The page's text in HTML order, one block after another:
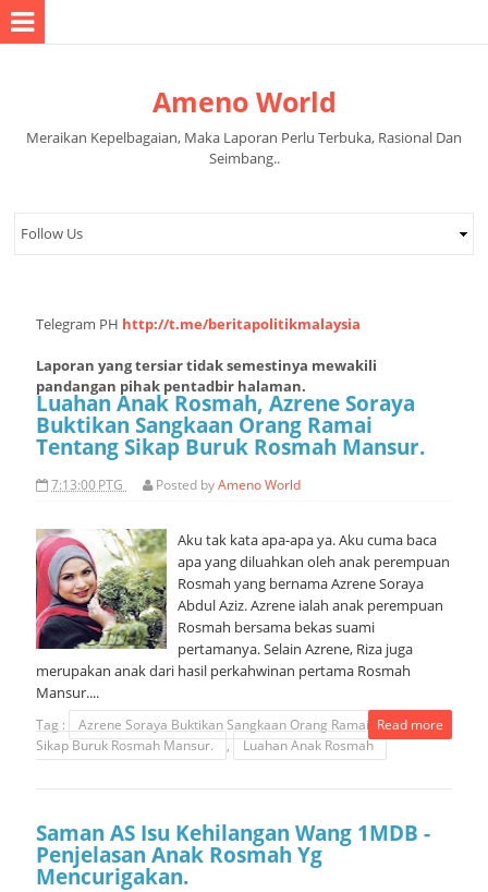
Ameno World
Meraikan Kepelbagaian, Maka Laporan Perlu Terbuka, Rasional Dan
Seimbang..
Telegram PH http://t.me/beritapolitikmalaysia
Laporan yang tersiar tidak semestinya mewakili
pandangan pihak pentadbir halaman.
Luahan Anak Rosmah, Azrene Soraya
Buktikan Sangkaan Orang Ramai
Tentang Sikap Buruk Rosmah Mansur.
7:13:00 PTG Posted byAmeno World
Aku tak kata apa-apa ya. Aku cuma baca
apa yang diluahkan oleh anak perempuan
Rosmah yang bernama Azrene Soraya
Abdul Aziz. Azrene ialah anak perempuan
Rosmah bersama bekas suami
pertamanya. Selain Azrene, Riza juga
merupakan anak dari hasil perkahwinan pertama Rosmah
Mansur....
Tag :
Azrene Soraya Buktikan Sangkaan Orang Ramai Tentang
Sikap Buruk Rosmah Mansur. , Luahan Anak Rosmah
Read more
Saman AS Isu Kehilangan Wang 1MDB -
Penjelasan Anak Rosmah Yg
Mencurigakan.